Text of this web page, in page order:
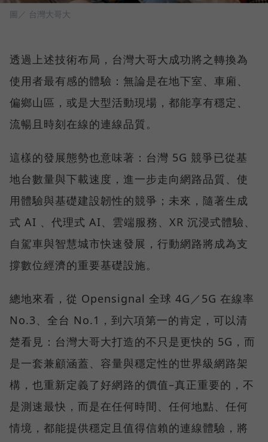
圖／ 台灣大哥大
透過上述技術布局，台灣大哥大成功將之轉換為
使用者最有感的體驗：無論是在地下室、車廂、
偏鄉山區，或是大型活動現場，都能享有穩定、
流暢且時刻在線的連線品質。
這樣的發展態勢也意味著：台灣 5G 競爭已從基
地台數量與下載速度，進一步走向網路品質、使
用體驗與基礎建設韌性的競爭；未來，隨著生成
式 AI 、代理式 AI、雲端服務、XR 沉浸式體驗、
自駕車與智慧城市快速發展，行動網路將成為支
撐數位經濟的重要基礎設施。
總地來看，從 Opensignal 全球 4G／5G 在線率
No.3、全台 No.1，到六項第一的肯定，可以清
楚看見：台灣大哥大打造的不只是更快的 5G，而
是一套兼顧涵蓋、容量與穩定性的世界級網路架
構，也重新定義了好網路的價值–真正重要的，不
是測速最快，而是在任何時間、任何地點、任何
情境，都能提供穩定且值得信賴的連線體驗，將